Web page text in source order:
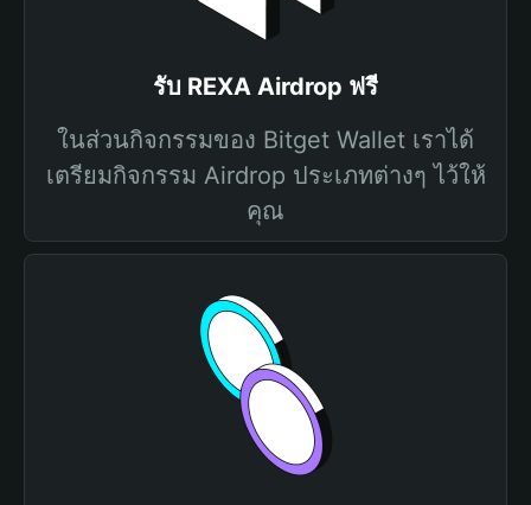
รับ REXA Airdrop ฟรี
ในส่วนกิจกรรมของ Bitget Wallet เราได้
เตรียมกิจกรรม Airdrop ประเภทต่างๆ ไว้ให้
คุณ